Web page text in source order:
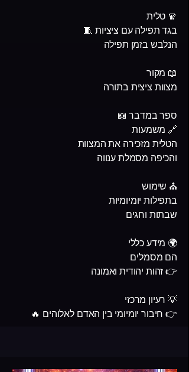
🧣 טלית
בגד תפילה עם ציציות 🧵
הנלבש בזמן תפילה
📖 מקור
מצוות ציצית בתורה
ספר במדבר 📖
🔗 משמעות
הטלית מזכירה את המצוות
והכיפה מסמלת ענווה
⛪ שימוש
בתפילות יומיומיות
שבתות וחגים
🌍 מידע כללי
הם מסמלים
👉 זהות יהודית ואמונה
💡 רעיון מרכזי
👉 חיבור יומיומי בין האדם לאלוהים 🔥